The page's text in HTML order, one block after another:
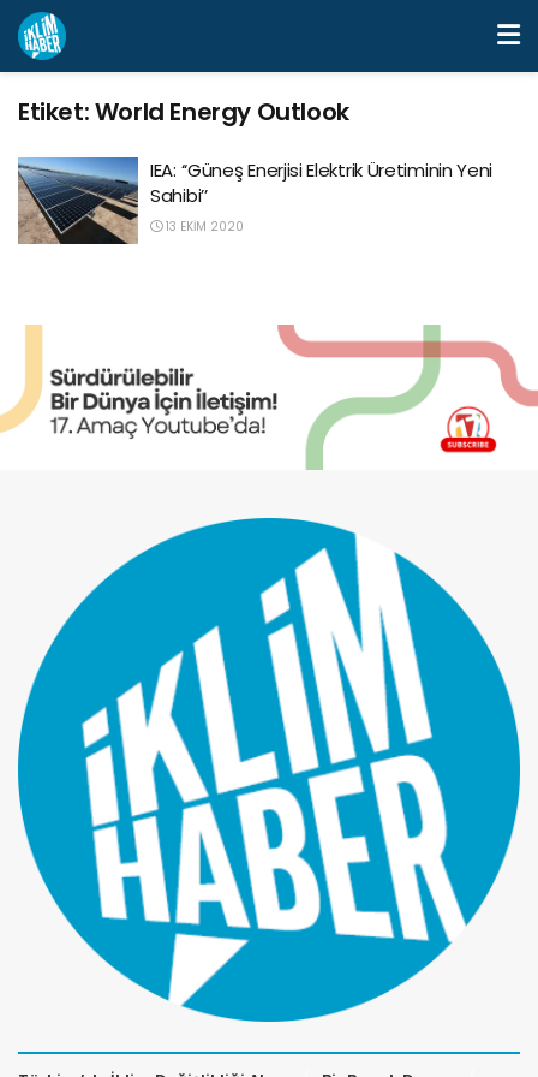
Etiket:World Energy Outlook
IEA: ‘‘Güneş Enerjisi Elektrik Üretiminin Yeni
Sahibi’’
13 EKIM 2020